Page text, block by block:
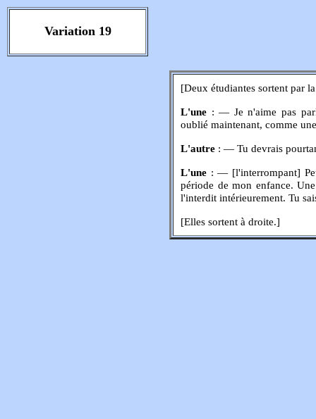
Variation 19
[Deux étudiantes sortent par
L'une : — Je n'aime pas
oublié maintenant, comme
L'autre : — Tu devrais
L'une : — [l'interrompant]
période de mon enfance.
l'interdit intérieurement. Tu
[Elles sortent à droite.]